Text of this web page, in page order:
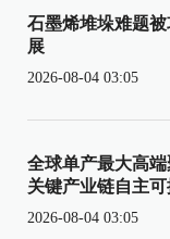
石墨烯堆垛难题
展
2026-08-04 03:05
全球单产最大高
关键产业链自主
2026-08-04 03:05